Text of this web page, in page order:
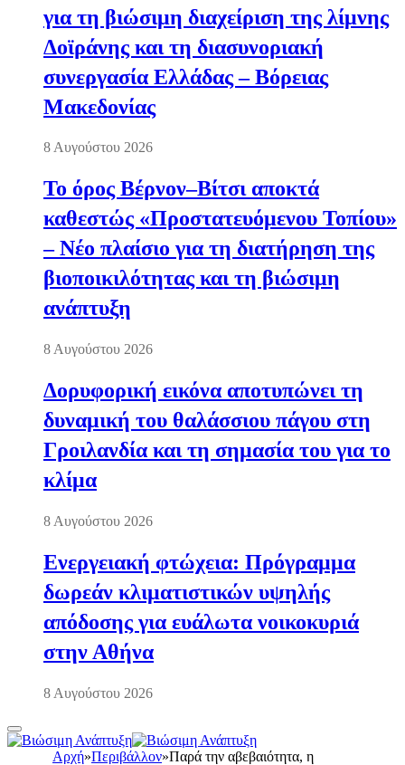
για τη βιώσιμη διαχείριση της λίμνης
Δοϊράνης και τη διασυνοριακή
συνεργασία Ελλάδας – Βόρειας
Μακεδονίας
8 Αυγούστου 2026
Το όρος Βέρνον–Βίτσι αποκτά
καθεστώς «Προστατευόμενου Τοπίου»
– Νέο πλαίσιο για τη διατήρηση της
βιοποικιλότητας και τη βιώσιμη
ανάπτυξη
8 Αυγούστου 2026
Δορυφορική εικόνα αποτυπώνει τη
δυναμική του θαλάσσιου πάγου στη
Γροιλανδία και τη σημασία του για το
κλίμα
8 Αυγούστου 2026
Ενεργειακή φτώχεια: Πρόγραμμα
δωρεάν κλιματιστικών υψηλής
απόδοσης για ευάλωτα νοικοκυριά
στην Αθήνα
8 Αυγούστου 2026
Αρχή»Περιβάλλον»Παρά την αβεβαιότητα, η